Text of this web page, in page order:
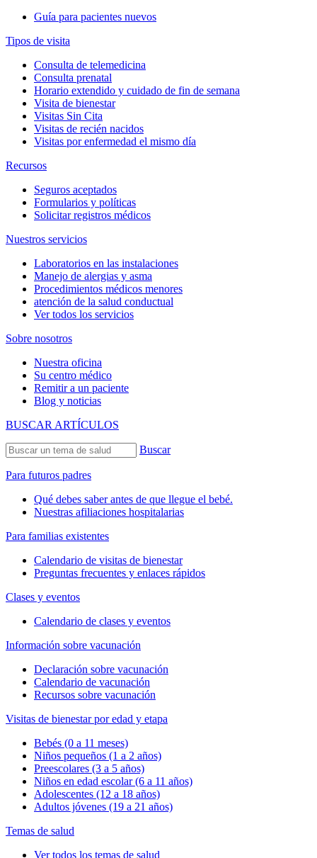
Guía para pacientes nuevos
Tipos de visita
Consulta de telemedicina
Consulta prenatal
Horario extendido y cuidado de fin de semana
Visita de bienestar
Visitas Sin Cita
Visitas de recién nacidos
Visitas por enfermedad el mismo día
Recursos
Seguros aceptados
Formularios y políticas
Solicitar registros médicos
Nuestros servicios
Laboratorios en las instalaciones
Manejo de alergias y asma
Procedimientos médicos menores
atención de la salud conductual
Ver todos los servicios
Sobre nosotros
Nuestra oficina
Su centro médico
Remitir a un paciente
Blog y noticias
BUSCAR ARTÍCULOS
Buscar
Para futuros padres
Qué debes saber antes de que llegue el bebé.
Nuestras afiliaciones hospitalarias
Para familias existentes
Calendario de visitas de bienestar
Preguntas frecuentes y enlaces rápidos
Clases y eventos
Calendario de clases y eventos
Información sobre vacunación
Declaración sobre vacunación
Calendario de vacunación
Recursos sobre vacunación
Visitas de bienestar por edad y etapa
Bebés (0 a 11 meses)
Niños pequeños (1 a 2 años)
Preescolares (3 a 5 años)
Niños en edad escolar (6 a 11 años)
Adolescentes (12 a 18 años)
Adultos jóvenes (19 a 21 años)
Temas de salud
Ver todos los temas de salud